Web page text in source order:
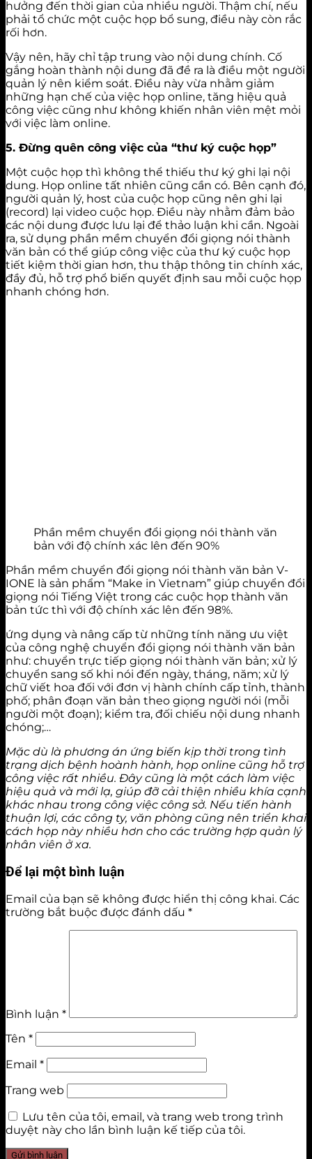
hưởng đến thời gian của nhiều người. Thậm chí, nếu
phải tổ chức một cuộc họp bổ sung, điều này còn rắc
rối hơn.
Vậy nên, hãy chỉ tập trung vào nội dung chính. Cố
gắng hoàn thành nội dung đã đề ra là điều một người
quản lý nên kiểm soát. Điều này vừa nhằm giảm
những hạn chế của việc họp online, tăng hiệu quả
công việc cũng như không khiến nhân viên mệt mỏi
với việc làm online.
5. Đừng quên công việc của “thư ký cuộc họp”
Một cuộc họp thì không thể thiếu thư ký ghi lại nội
dung. Họp online tất nhiên cũng cần có. Bên cạnh đó,
người quản lý, host của cuộc họp cũng nên ghi lại
(record) lại video cuộc họp. Điều này nhằm đảm bảo
các nội dung được lưu lại để thảo luận khi cần. Ngoài
ra, sử dụng phần mềm chuyển đổi giọng nói thành
văn bản có thể giúp công việc của thư ký cuộc họp
tiết kiệm thời gian hơn, thu thập thông tin chính xác,
đầy đủ, hỗ trợ phổ biến quyết định sau mỗi cuộc họp
nhanh chóng hơn.
Phần mềm chuyển đổi giọng nói thành văn
bản với độ chính xác lên đến 90%
Phần mềm chuyển đổi giọng nói thành văn bản V-
IONE là sản phẩm “Make in Vietnam” giúp chuyển đổi
giọng nói Tiếng Việt trong các cuộc họp thành văn
bản tức thì với độ chính xác lên đến 98%.
ứng dụng và nâng cấp từ những tính năng ưu việt
của công nghệ chuyển đổi giọng nói thành văn bản
như: chuyển trực tiếp giọng nói thành văn bản; xử lý
chuyển sang số khi nói đến ngày, tháng, năm; xử lý
chữ viết hoa đối với đơn vị hành chính cấp tỉnh, thành
phố; phân đoạn văn bản theo giọng người nói (mỗi
người một đoạn); kiểm tra, đối chiếu nội dung nhanh
chóng;…
Mặc dù là phương án ứng biến kịp thời trong tình
trạng dịch bệnh hoành hành, họp online cũng hỗ trợ
công việc rất nhiều. Đây cũng là một cách làm việc
hiệu quả và mới lạ, giúp đỡ cải thiện nhiều khía cạnh
khác nhau trong công việc công sở. Nếu tiến hành
thuận lợi, các công ty, văn phòng cũng nên triển khai
cách họp này nhiều hơn cho các trường hợp quản lý
nhân viên ở xa.
Để lại một bình luận
Email của bạn sẽ không được hiển thị công khai. Các
trường bắt buộc được đánh dấu *
Bình luận *
Tên *
Email *
Trang web
Lưu tên của tôi, email, và trang web trong trình
duyệt này cho lần bình luận kế tiếp của tôi.